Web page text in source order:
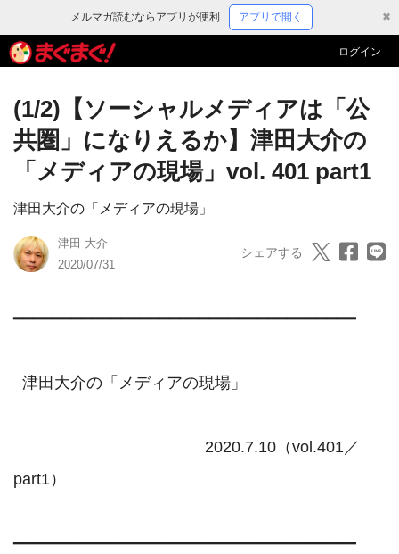
メルマガ読むならアプリが便利 アプリで開く ✖
ログイン
(1/2)【ソーシャルメディアは「公
共圏」になりえるか】津田大介の
「メディアの現場」vol. 401 part1
津田大介の「メディアの現場」
津田 大介
2020/07/31
シェアする
━━━━━━━━━━━━━━━━━━━━━━━━━━━━━━━━━━━
part1）
━━━━━━━━━━━━━━━━━━━━━━━━━━━━━━━━━━━